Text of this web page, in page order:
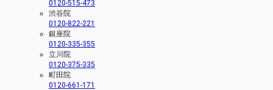
0120-515-473
渋谷院
0120-822-221
銀座院
0120-335-355
立川院
0120-375-335
町田院
0120-661-171